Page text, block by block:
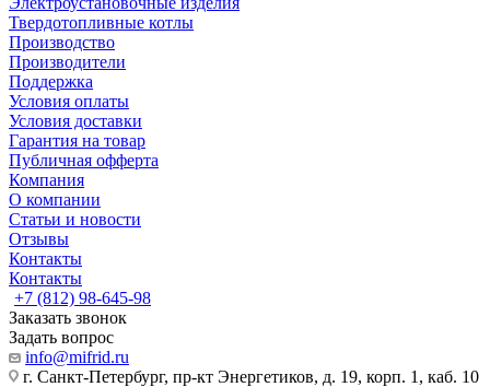
Твердотопливные котлы
Производство
Производители
Поддержка
Условия оплаты
Условия доставки
Гарантия на товар
Публичная офферта
Компания
О компании
Статьи и новости
Отзывы
Контакты
Контакты
+7 (812) 98-645-98
Заказать звонок
Задать вопрос
info@mifrid.ru
г. Санкт-Петербург, пр-кт Энергетиков, д. 19, корп. 1, каб. 10